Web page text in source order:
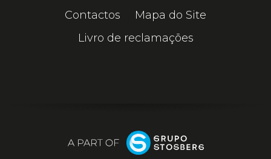
Contactos
Mapa do Site
Livro de reclamações